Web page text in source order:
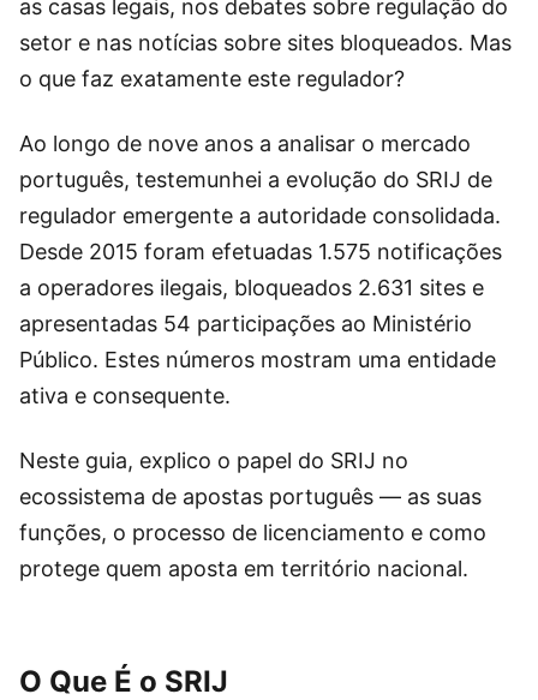
as casas legais, nos debates sobre regulação do
setor e nas notícias sobre sites bloqueados. Mas
o que faz exatamente este regulador?
Ao longo de nove anos a analisar o mercado
português, testemunhei a evolução do SRIJ de
regulador emergente a autoridade consolidada.
Desde 2015 foram efetuadas 1.575 notificações
a operadores ilegais, bloqueados 2.631 sites e
apresentadas 54 participações ao Ministério
Público. Estes números mostram uma entidade
ativa e consequente.
Neste guia, explico o papel do SRIJ no
ecossistema de apostas português — as suas
funções, o processo de licenciamento e como
protege quem aposta em território nacional.
O Que É o SRIJ